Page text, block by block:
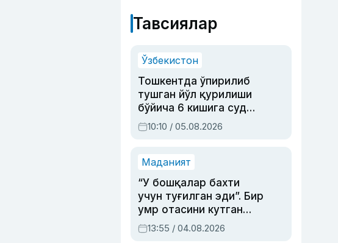
Тавсиялар
Ўзбекистон
Тошкентда ўпирилиб
тушган йўл қурилиши
бўйича 6 кишига суд
ҳукми ўқилди
10:10 / 05.08.2026
Маданият
“У бошқалар бахти
учун туғилган эди”. Бир
умр отасини кутган
актриса ва дубльяж
устаси Римма
13:55 / 04.08.2026